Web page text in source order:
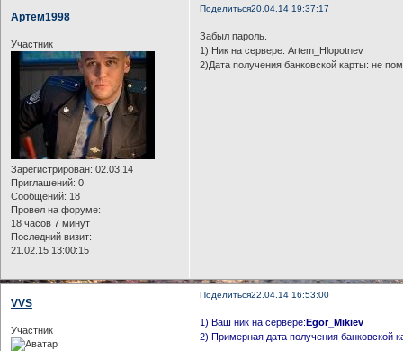
Поделиться20.04.14 19:37:17
Артем1998
Участник
Зарегистрирован: 02.03.14
Приглашений: 0
Сообщений: 18
Провел на форуме:
18 часов 7 минут
Последний визит:
21.02.15 13:00:15
Забыл пароль.
1) Ник на сервере: Artem_Hlopotnev
2)Дата получения банковской карты: не
Поделиться22.04.14 16:53:00
VVS
Участник
1) Ваш ник на сервере:Egor_Mikiev
2) Примерная дата получения банковской